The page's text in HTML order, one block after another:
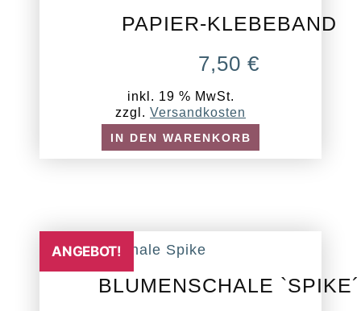
PAPIER-KLEBEBAND
7,50€
inkl. 19 % MwSt.
zzgl. Versandkosten
IN DEN WARENKORB
ANGEBOT!
BLUMENSCHALE `SPIKE´